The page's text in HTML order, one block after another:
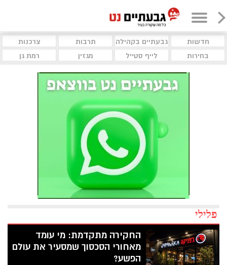
חדשות גבעתיים בקהילה תרבות
צרכנות
בחירות
לייף סטייל מגזין רמת גן
פלילי
החקירה מתקדמת: מי עומד
מאחורי הסכסוך שמסעיר את עולם
הפשע?